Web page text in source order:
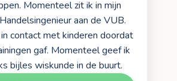
Momenteel zit ik in mijn
aan de VUB.
contact met kinderen doordat
gaf. Momenteel geef ik
bijles wiskunde in de buurt.